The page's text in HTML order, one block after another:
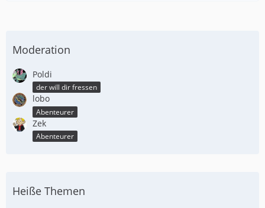
Moderation
Poldi
der will dir fressen
lobo
Abenteurer
Zek
Abenteurer
Heiße Themen